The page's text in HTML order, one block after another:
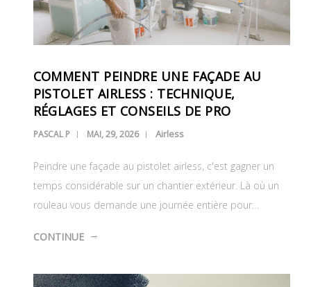
COMMENT PEINDRE UNE FAÇADE AU
PISTOLET AIRLESS : TECHNIQUE,
RÉGLAGES ET CONSEILS DE PRO
PASCAL P MAI, 29, 2026 Airless
Peindre une façade au pistolet airless, c'est gagner un
temps considérable sur un chantier extérieur. Là où un
rouleau vous demande une journée entière pour…
CONTINUE